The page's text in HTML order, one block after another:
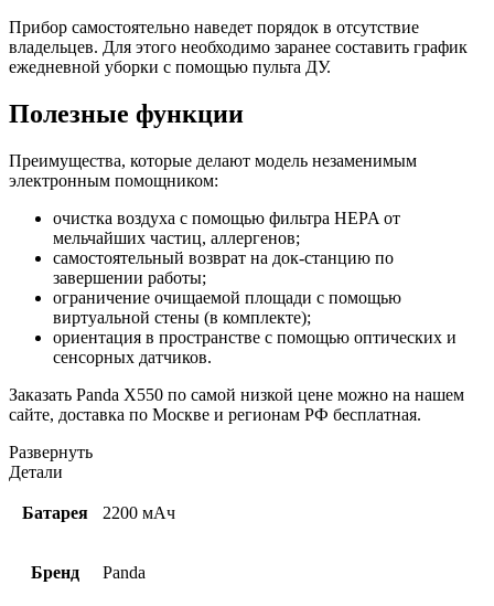
Прибор самостоятельно наведет порядок в отсутствие
владельцев. Для этого необходимо заранее составить график
ежедневной уборки с помощью пульта ДУ.
Полезные функции
Преимущества, которые делают модель незаменимым
электронным помощником:
очистка воздуха с помощью фильтра HEPA от
мельчайших частиц, аллергенов;
самостоятельный возврат на док-станцию по
завершении работы;
ограничение очищаемой площади с помощью
виртуальной стены (в комплекте);
ориентация в пространстве с помощью оптических и
сенсорных датчиков.
Заказать Panda X550 по самой низкой цене можно на нашем
сайте, доставка по Москве и регионам РФ бесплатная.
Развернуть
Детали
Батарея 2200 мАч
Бренд Panda